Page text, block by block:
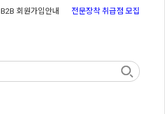
B2B 회원가입안내 전문장착 취급점 모집